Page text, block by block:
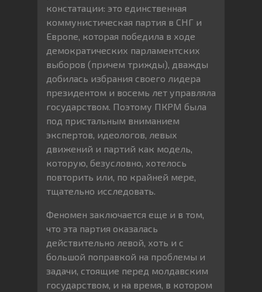
констатации: это единственная
коммунистическая партия в СНГ и
Европе, которая победила в ходе
демократических парламентских
выборов (причем трижды), дважды
добилась избрания своего лидера
президентом и восемь лет управляла
государством. Поэтому ПКРМ была
под пристальным вниманием
экспертов, идеологов, левых
движений и партий как модель,
которую, безусловно, хотелось
повторить или, по крайней мере,
тщательно исследовать.
Феномен заключается еще и в том,
что эта партия оказалась
действительно левой, хоть и с
большой поправкой на проблемы и
задачи, стоящие перед молдавским
государством, и на время, в котором